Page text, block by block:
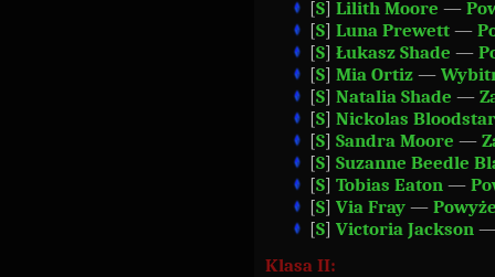
[S] Lilith Moore —
[S] Luna Prewett —
[S] Łukasz Shade —
[S] Mia Ortiz —
[S] Natalia Shade —
[S] Nickolas Bloodstar
[S] Sandra Moore —
[S] Suzanne Beedle
[S] Tobias Eaton —
[S] Via Fray —
[S] Victoria Jackson
Klasa II: